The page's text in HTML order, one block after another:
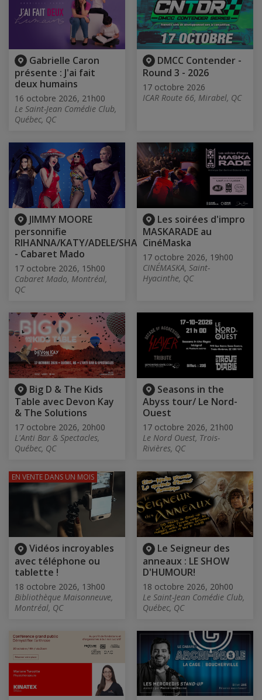
Gabrielle Caron
présente : J'ai fait
deux humains
16 octobre 2026, 21h00
Le Saint-Jean Comédie Club,
Québec, QC
DMCC Contender -
Round 3 - 2026
17 octobre 2026
ICAR Route 66, Mirabel, QC
JIMMY MOORE
personnifie
RIHANNA/KATY/ADELE/SHANIA
- Cabaret Mado
17 octobre 2026, 15h00
Cabaret Mado, Montréal,
QC
Les soirées d'impro
MASKARADE au
CinéMaska
17 octobre 2026, 19h00
CINÉMASKA, Saint-
Hyacinthe, QC
Big D & The Kids
Table avec Devon Kay
& The Solutions
17 octobre 2026, 20h00
L'Anti Bar & Spectacles,
Québec, QC
Seasons in the
Abyss tour/ Le Nord-
Ouest
17 octobre 2026, 21h00
Le Nord Ouest, Trois-
Rivières, QC
Vidéos incroyables
avec téléphone ou
tablette !
18 octobre 2026, 13h00
Bibliothèque Maisonneuve,
Montréal, QC
EN VENTE DANS UN MOIS
Le Seigneur des
anneaux : LE SHOW
D'HUMOUR!
18 octobre 2026, 20h00
Le Saint-Jean Comédie Club,
Québec, QC